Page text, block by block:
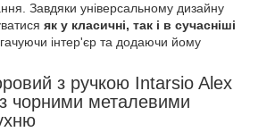
Завдяки універсальному дизайну
як у класичні, так і в сучасніші
інтер'єр та додаючи йому
з ручкою Intarsio Alex
чорними металевими